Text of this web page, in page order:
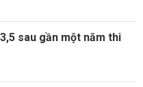
sau gần một năm thi